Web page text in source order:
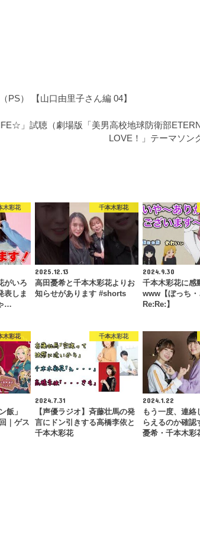
PS） 【山口由里子さん編 04】
」試聴（劇場版「美男高校地球防衛部
LOVE！」テーマソン
木彩花
がいろ
表しま
…
千本木彩花
2025.12.13
高田憂希と千本木彩花よりお
知らせがあります #shorts
2024.9.30
千本木彩花に感
www【ぼっち・
Re:Re:】
木彩花
飯」
｜ゲス
千本木彩花
2024.7.31
【声優ラジオ】斉藤壮馬の発
言にドン引きする高橋李依と
千本木彩花
2024.1.22
もう一度、連絡
らえるのか確認
憂希・千本木